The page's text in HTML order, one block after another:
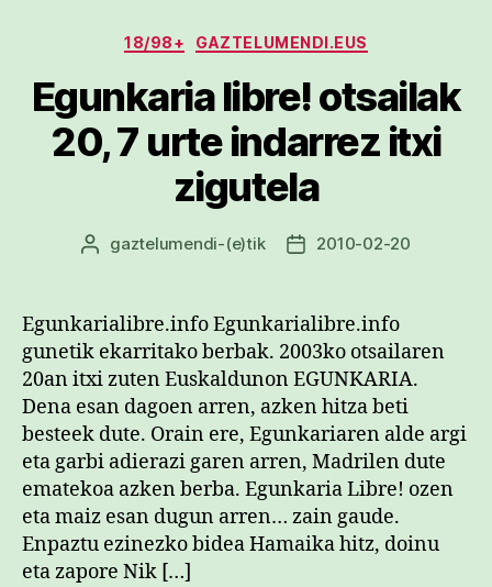
Kategoriak
18/98+ GAZTELUMENDI.EUS
Egunkaria libre! otsailak
20, 7 urte indarrez itxi
zigutela
Argitalpenaren
gaztelumendi-(e)tik
Argitalpenaren
2010-02-20
Egunkarialibre.info Egunkarialibre.info
gunetik ekarritako berbak. 2003ko otsailaren
20an itxi zuten Euskaldunon EGUNKARIA.
Dena esan dagoen arren, azken hitza beti
besteek dute. Orain ere, Egunkariaren alde argi
eta garbi adierazi garen arren, Madrilen dute
ematekoa azken berba. Egunkaria Libre! ozen
eta maiz esan dugun arren… zain gaude.
Enpaztu ezinezko bidea Hamaika hitz, doinu
eta zapore Nik […]